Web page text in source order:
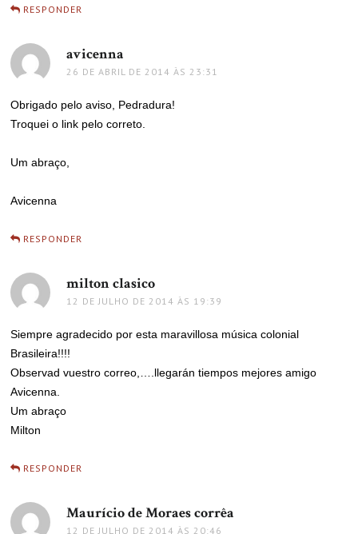
RESPONDER
avicenna
26 DE ABRIL DE 2014 ÀS 23:31
Obrigado pelo aviso, Pedradura!
Troquei o link pelo correto.
Um abraço,
Avicenna
RESPONDER
milton clasico
12 DE JULHO DE 2014 ÀS 19:39
Siempre agradecido por esta maravillosa música colonial
Brasileira!!!!
Observad vuestro correo,….llegarán tiempos mejores amigo
Avicenna.
Um abraço
Milton
RESPONDER
Maurício de Moraes corrêa
12 DE JULHO DE 2014 ÀS 20:46